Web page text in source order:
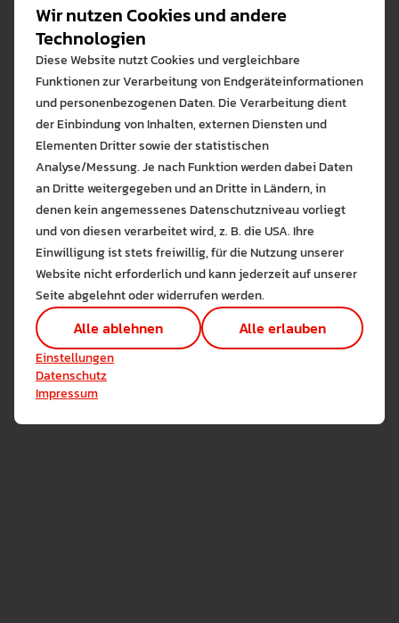
Grundschule, 111 im Lehramt Sekundarstufe I und 5 im
Höheren Lehramt an beruflichen Schulen. Insgesamt
sind somit derzeit rund 3200 Studierende an der PH
eingeschrieben.
Eine von den Erstsemestrigen ist Carolin Wieland, sie
kommt aus Hechingen und hat sich für das
Lehramtsstudium Grundschule in Weingarten
entschieden, weil sie Verwandte in der Region hat und
ihr diese gut gefällt. An ihrem ersten Tag ist sie „ein
bissle aufgeregt“, aber geht offen rein und freut sich,
dass das Studium jetzt in Präsenz stattfindet.
Aus der Nähe von Göppingen kommt Moritz Parey. Er
fühlt sich gut und sieht dem Studienanfang ganz
entspannt entgegen. Auch er kennt und schätzt die
Region und wünscht sich für sein Studium: „Ich hoffe,
dass jetzt mehr in Präsenz stattfindet.“
Wir nutzen Cookies und andere
Technologien
Diese Website nutzt Cookies und vergleichbare
Funktionen zur Verarbeitung von Endgeräteinformationen
und personenbezogenen Daten. Die Verarbeitung dient
der Einbindung von Inhalten, externen Diensten und
Elementen Dritter sowie der statistischen
Analyse/Messung. Je nach Funktion werden dabei Daten
an Dritte weitergegeben und an Dritte in Ländern, in
denen kein angemessenes Datenschutzniveau vorliegt
und von diesen verarbeitet wird, z. B. die USA. Ihre
Einwilligung ist stets freiwillig, für die Nutzung unserer
Website nicht erforderlich und kann jederzeit auf unserer
Seite abgelehnt oder widerrufen werden.
Alle ablehnen Alle erlauben
Einstellungen
Datenschutz
Impressum
Bitte wählen Sie
Die auf der Website verwendeten
Lernen Sie mehr
Alle erlauben
Technisch notwendig (1)
Hier sind alle technisch
Analyse / Statistiken (1)
Einstellungen speichern